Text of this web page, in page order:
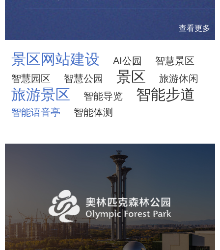
查看更多
景区网站建设 AI公园
智慧景区
智慧园区
智慧公园 景区 旅游休闲
旅游景区 智能导览 智能步道
智能语音亭 智能体测
奥体森林公园
旅游休闲 公园 AI人工智能
智慧公园
智慧体育公园
智能步道 智能大数据平台